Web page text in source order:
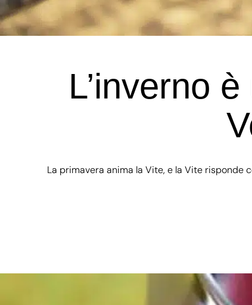
L’inverno
La primavera anima la Vite, e la Vite risponde